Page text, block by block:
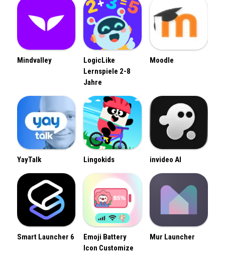
Mindvalley
LogicLike
Lernspiele 2-8
Jahre
Moodle
YayTalk Lingokids invideo AI
Smart Launcher 6
Emoji Battery
Icon Customize
Mur Launcher